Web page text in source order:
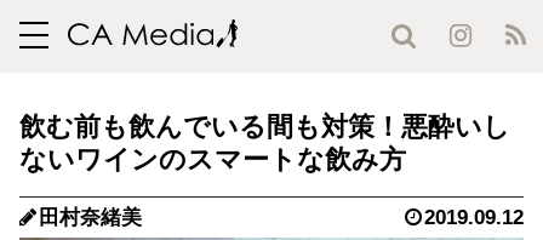
toggle
飲む前も飲んでいる間も対策！悪酔いし
ないワインのスマートな飲み方
田村奈緒美 2019.09.12